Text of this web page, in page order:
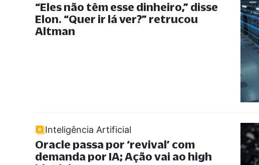
“Eles não têm esse dinheiro,” disse
Elon. “Quer ir lá ver?” retrucou
Altman
Inteligência Artificial
Oracle passa por ‘revival’ com
demanda por IA; Ação vai ao high